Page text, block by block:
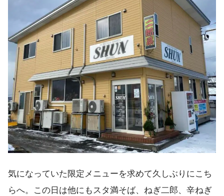
気になっていた限定メニューを求めて久しぶりにこち
らへ。この日は他にもスタ満そば、ねぎ二郎、辛ねぎ